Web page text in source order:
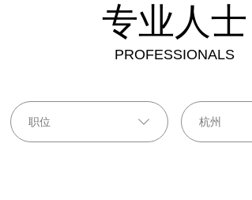
专业人士
PROFESSIONALS